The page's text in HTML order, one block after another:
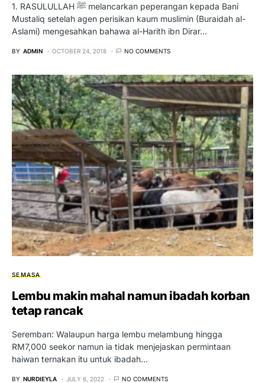
1. RASULULLAH ﷺ melancarkan peperangan kepada Bani
Mustaliq setelah agen perisikan kaum muslimin (Buraidah al-
Aslami) mengesahkan bahawa al-Harith ibn Dirar…
BY ADMIN OCTOBER 24, 2018 NO COMMENTS
SEMASA
Lembu makin mahal namun ibadah korban
tetap rancak
Seremban: Walaupun harga lembu melambung hingga
RM7,000 seekor namun ia tidak menjejaskan permintaan
haiwan ternakan itu untuk ibadah…
BY NURDIEYLA JULY 6, 2022 NO COMMENTS